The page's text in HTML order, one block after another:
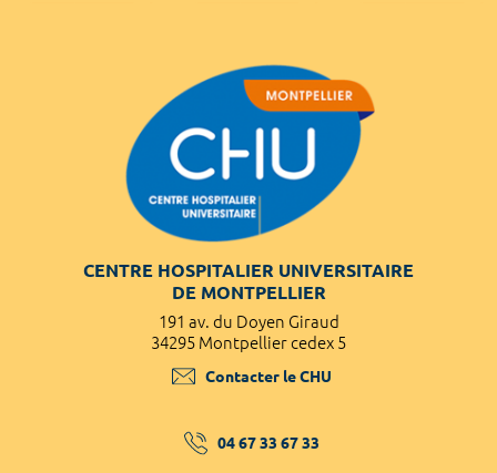
CENTRE HOSPITALIER UNIVERSITAIRE
DE MONTPELLIER
191 av. du Doyen Giraud
34295 Montpellier cedex 5
Contacter le CHU
04 67 33 67 33